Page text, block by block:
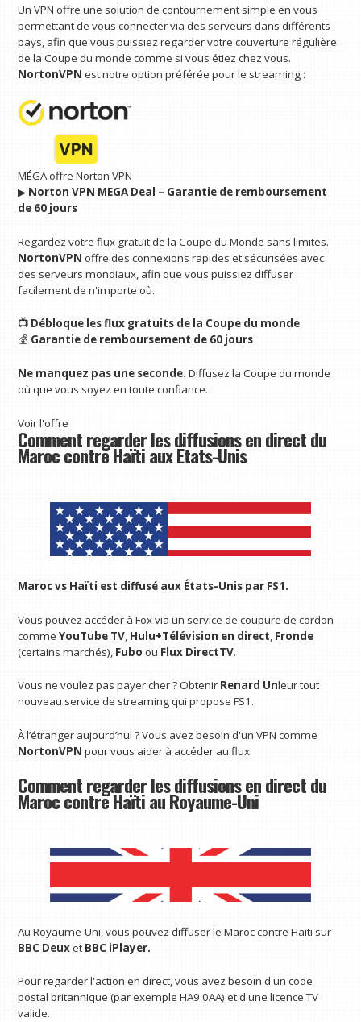
Un VPN offre une solution de contournement simple en vous
permettant de vous connecter via des serveurs dans différents
pays, afin que vous puissiez regarder votre couverture régulière
de la Coupe du monde comme si vous étiez chez vous.
NortonVPN est notre option préférée pour le streaming :
MÉGA offre Norton VPN
▶︎ Norton VPN MEGA Deal – Garantie de remboursement
de 60 jours
Regardez votre flux gratuit de la Coupe du Monde sans limites.
NortonVPN offre des connexions rapides et sécurisées avec
des serveurs mondiaux, afin que vous puissiez diffuser
facilement de n'importe où.
📺 Débloque les flux gratuits de la Coupe du monde
💰 Garantie de remboursement de 60 jours
Ne manquez pas une seconde. Diffusez la Coupe du monde
où que vous soyez en toute confiance.
Voir l'offre
Comment regarder les diffusions en direct du
Maroc contre Haïti aux États-Unis
Maroc vs Haïti est diffusé aux États-Unis par FS1.
Vous pouvez accéder à Fox via un service de coupure de cordon
commeYouTube TV Hulu+Télévision en direct Fronde
(certains marchés), Fubo ou Flux DirectTV.
Vous ne voulez pas payer cher ? Obtenir Renard Unleur tout
nouveau service de streaming qui propose FS1.
À l’étranger aujourd’hui ? Vous avez besoin d'un VPN comme
NortonVPN pour vous aider à accéder au flux.
Comment regarder les diffusions en direct du
Maroc contre Haïti au Royaume-Uni
Au Royaume-Uni, vous pouvez diffuser le Maroc contre Haïti sur
BBC Deuxet BBC iPlayer.
Pour regarder l'action en direct, vous avez besoin d'un code
postal britannique (par exemple HA9 0AA) et d'une licence TV
valide.